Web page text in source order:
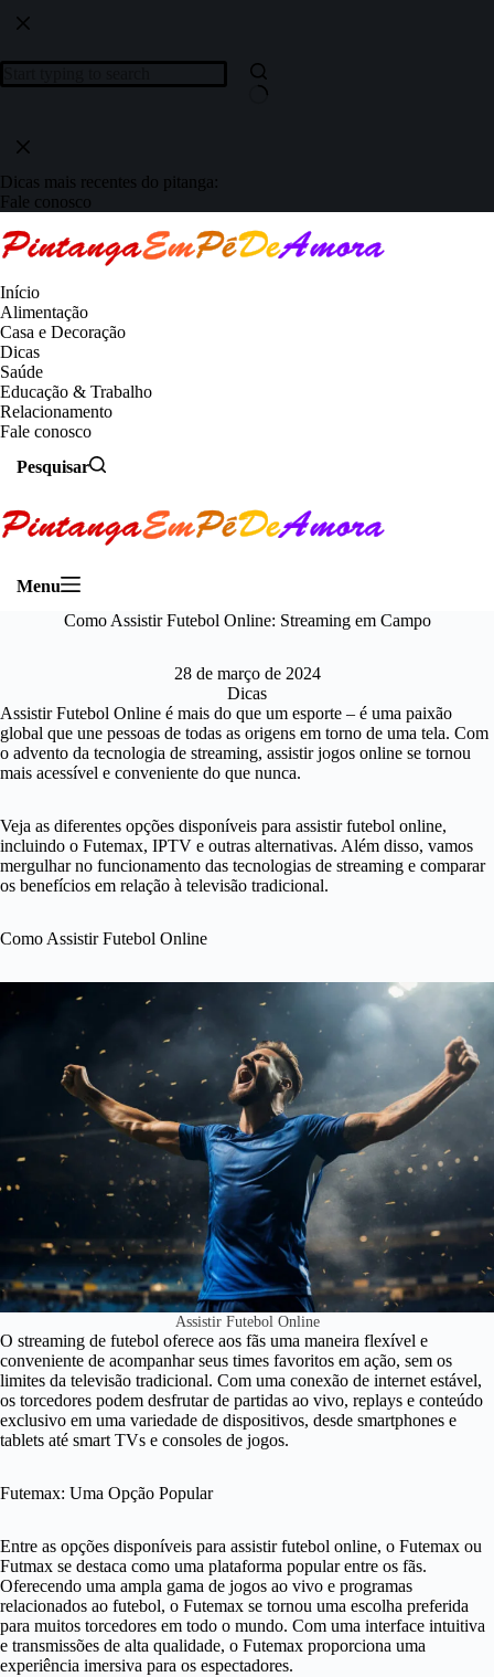
Dicas mais recentes do pitanga:
Fale conosco
Início
Alimentação
Casa e Decoração
Dicas
Saúde
Educação & Trabalho
Relacionamento
Fale conosco
Pesquisar
Menu
Como Assistir Futebol Online: Streaming em Campo
28 de março de 2024
Dicas
Assistir Futebol Online é mais do que um esporte – é uma paixão
global que une pessoas de todas as origens em torno de uma tela. Com
o advento da tecnologia de streaming, assistir jogos online se tornou
mais acessível e conveniente do que nunca.
Veja as diferentes opções disponíveis para assistir futebol online,
incluindo o Futemax, IPTV e outras alternativas. Além disso, vamos
mergulhar no funcionamento das tecnologias de streaming e comparar
os benefícios em relação à televisão tradicional.
Como Assistir Futebol Online
Assistir Futebol Online
O streaming de futebol oferece aos fãs uma maneira flexível e
conveniente de acompanhar seus times favoritos em ação, sem os
limites da televisão tradicional. Com uma conexão de internet estável,
os torcedores podem desfrutar de partidas ao vivo, replays e conteúdo
exclusivo em uma variedade de dispositivos, desde smartphones e
tablets até smart TVs e consoles de jogos.
Futemax: Uma Opção Popular
Entre as opções disponíveis para assistir futebol online, o Futemax ou
Futmax se destaca como uma plataforma popular entre os fãs.
Oferecendo uma ampla gama de jogos ao vivo e programas
relacionados ao futebol, o Futemax se tornou uma escolha preferida
para muitos torcedores em todo o mundo. Com uma interface intuitiva
e transmissões de alta qualidade, o Futemax proporciona uma
experiência imersiva para os espectadores.